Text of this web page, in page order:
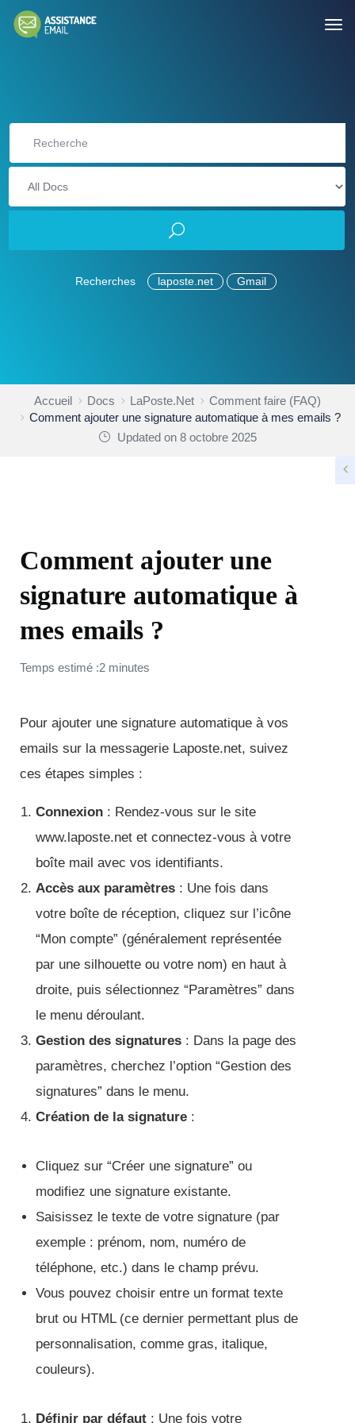
Recherches laposte.net Gmail
Accueil Docs LaPoste.Net
Comment faire (FAQ)
Comment ajouter une signature automatique à mes emails ?
Updated on 8 octobre 2025
Comment ajouter une
signature automatique à
mes emails ?
Temps estimé :2 minutes
Pour ajouter une signature automatique à vos
emails sur la messagerie Laposte.net, suivez
ces étapes simples :
Connexion : Rendez-vous sur le site
www.laposte.net et connectez-vous à votre
boîte mail avec vos identifiants.
Accès aux paramètres : Une fois dans
votre boîte de réception, cliquez sur l’icône
“Mon compte” (généralement représentée
par une silhouette ou votre nom) en haut à
droite, puis sélectionnez “Paramètres” dans
le menu déroulant.
Gestion des signatures : Dans la page des
paramètres, cherchez l’option “Gestion des
signatures” dans le menu.
Création de la signature :
Cliquez sur “Créer une signature” ou
modifiez une signature existante.
Saisissez le texte de votre signature (par
exemple : prénom, nom, numéro de
téléphone, etc.) dans le champ prévu.
Vous pouvez choisir entre un format texte
brut ou HTML (ce dernier permettant plus de
personnalisation, comme gras, italique,
couleurs).
Définir par défaut : Une fois votre